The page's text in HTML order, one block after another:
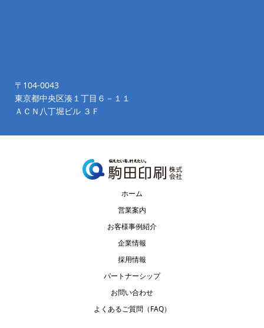
〒104-0043
東京都中央区湊１丁目６－１１
ＡＣＮ八丁堀ビル ３Ｆ
ホーム
営業案内
お客様事例紹介
企業情報
採用情報
パートナーシップ
お問い合わせ
よくあるご質問（FAQ）